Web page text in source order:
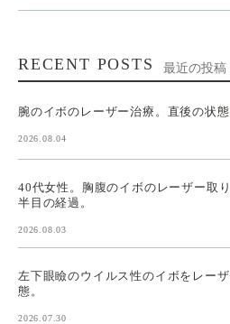
RECENT POSTS 最近の投稿
腕のイボのレーザー治療。直後の状態
2026.08.04
40代女性。胸腹のイボのレーザー取
半目の経過。
2026.08.03
左下眼瞼のウイルス性のイボをレー
態。
2026.07.30